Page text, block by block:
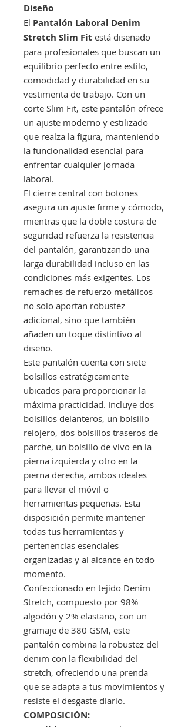
Diseño
El Pantalón Laboral Denim
Stretch Slim Fit está diseñado
para profesionales que buscan un
equilibrio perfecto entre estilo,
comodidad y durabilidad en su
vestimenta de trabajo. Con un
corte Slim Fit, este pantalón ofrece
un ajuste moderno y estilizado
que realza la figura, manteniendo
la funcionalidad esencial para
enfrentar cualquier jornada
laboral.
El cierre central con botones
asegura un ajuste firme y cómodo,
mientras que la doble costura de
seguridad refuerza la resistencia
del pantalón, garantizando una
larga durabilidad incluso en las
condiciones más exigentes. Los
remaches de refuerzo metálicos
no solo aportan robustez
adicional, sino que también
añaden un toque distintivo al
diseño.
Este pantalón cuenta con siete
bolsillos estratégicamente
ubicados para proporcionar la
máxima practicidad. Incluye dos
bolsillos delanteros, un bolsillo
relojero, dos bolsillos traseros de
parche, un bolsillo de vivo en la
pierna izquierda y otro en la
pierna derecha, ambos ideales
para llevar el móvil o
herramientas pequeñas. Esta
disposición permite mantener
todas tus herramientas y
pertenencias esenciales
organizadas y al alcance en todo
momento.
Confeccionado en tejido Denim
Stretch, compuesto por 98%
algodón y 2% elastano, con un
gramaje de 380 GSM, este
pantalón combina la robustez del
denim con la flexibilidad del
stretch, ofreciendo una prenda
que se adapta a tus movimientos y
resiste el desgaste diario.
COMPOSICIÓN: